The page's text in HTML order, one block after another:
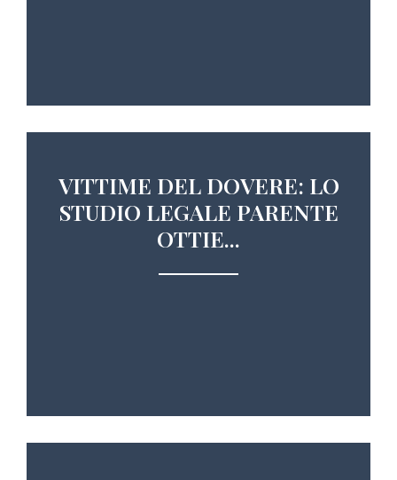
VITTIME DEL DOVERE: LO
STUDIO LEGALE PARENTE
OTTIE...